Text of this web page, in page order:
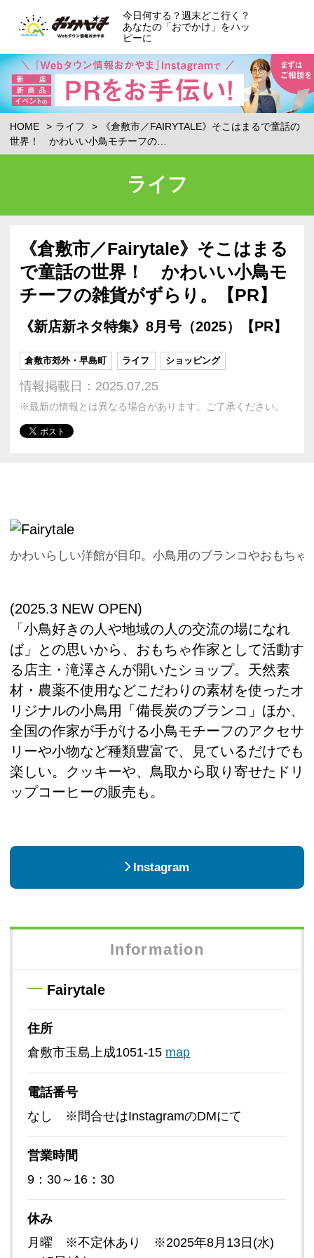
今日何する？週末どこ行く？
あなたの「おでかけ」をハッ
ピーに
HOME ライフ
《倉敷市／FAIRYTALE》そこはまるで童話の
世界！ かわいい小鳥モチーフの…
ライフ
《倉敷市／Fairytale》そこはまる
で童話の世界！ かわいい小鳥モ
チーフの雑貨がずらり。【PR】
《新店新ネタ特集》8月号（2025）【PR】
倉敷市郊外・早島町 ライフ ショッピング
情報掲載日：2025.07.25
※最新の情報とは異なる場合があります。ご了承ください。
かわいらしい洋館が目印。小鳥用のブランコやおもちゃ
(2025.3 NEW OPEN)
「小鳥好きの人や地域の人の交流の場になれ
ば」との思いから、おもちゃ作家として活動す
る店主・滝澤さんが開いたショップ。天然素
材・農薬不使用などこだわりの素材を使ったオ
リジナルの小鳥用「備長炭のブランコ」ほか、
全国の作家が手がける小鳥モチーフのアクセサ
リーや小物など種類豊富で、見ているだけでも
楽しい。クッキーや、鳥取から取り寄せたドリ
ップコーヒーの販売も。
Instagram
Information
Fairytale
住所
倉敷市玉島上成1051-15 map
電話番号
なし ※問合せはInstagramのDMにて
営業時間
9：30～16：30
休み
月曜 ※不定休あり ※2025年8月13日(水)